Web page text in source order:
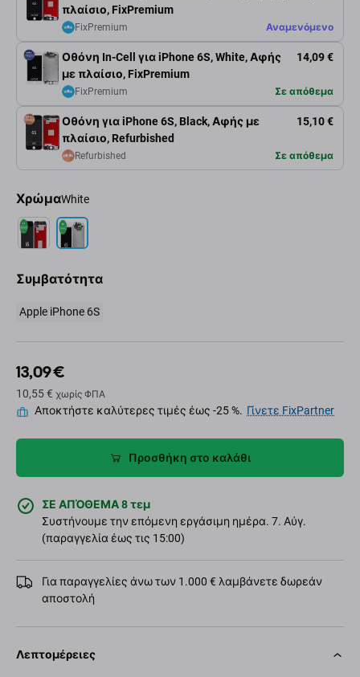
πλαίσιο, FixPremium
FixPremium Αναμενόμενο
Οθόνη In-Cell για iPhone 6S, White, Αφής
με πλαίσιο, FixPremium
14,09 €
FixPremium Σε απόθεμα
Οθόνη για iPhone 6S, Black, Αφής με
πλαίσιο, Refurbished
15,10 €
Refurbished Σε απόθεμα
ΧρώμαWhite
Συμβατότητα
Apple iPhone 6S
13,09 €
10,55 € χωρίς ΦΠΑ
Αποκτήστε καλύτερες τιμές έως -25 %. Γίνετε FixPartner
Προσθήκη στο καλάθι
ΣΕ ΑΠΌΘΕΜΑ 8 τεμ
Συστήνουμε την επόμενη εργάσιμη ημέρα. 7. Αύγ.
(παραγγελία έως τις 15:00)
Για παραγγελίες άνω των 1.000 € λαμβάνετε δωρεάν
αποστολή
Λεπτομέρειες